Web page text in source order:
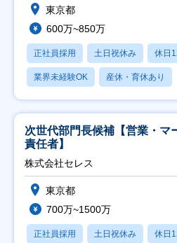
東京都
600万~850万
正社員採用 土日祝休み 休日
業界未経験OK 産休・育休あり
次世代部門長候補【営業・マ
責任者】
株式会社セレス
東京都
700万~1500万
正社員採用 土日祝休み 休日